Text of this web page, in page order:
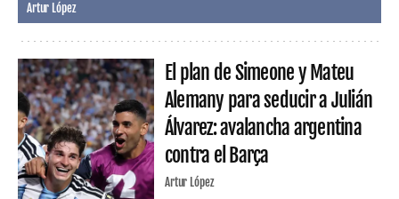
Artur López
El plan de Simeone y Mateu
Alemany para seducir a Julián
Álvarez: avalancha argentina
contra el Barça
Artur López